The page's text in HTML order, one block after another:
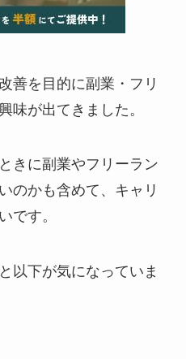
善を目的に副業・フリ
味が出てきました。
きに副業やフリーラン
のかも含めて、キャリ
です。
以下が気になっていま